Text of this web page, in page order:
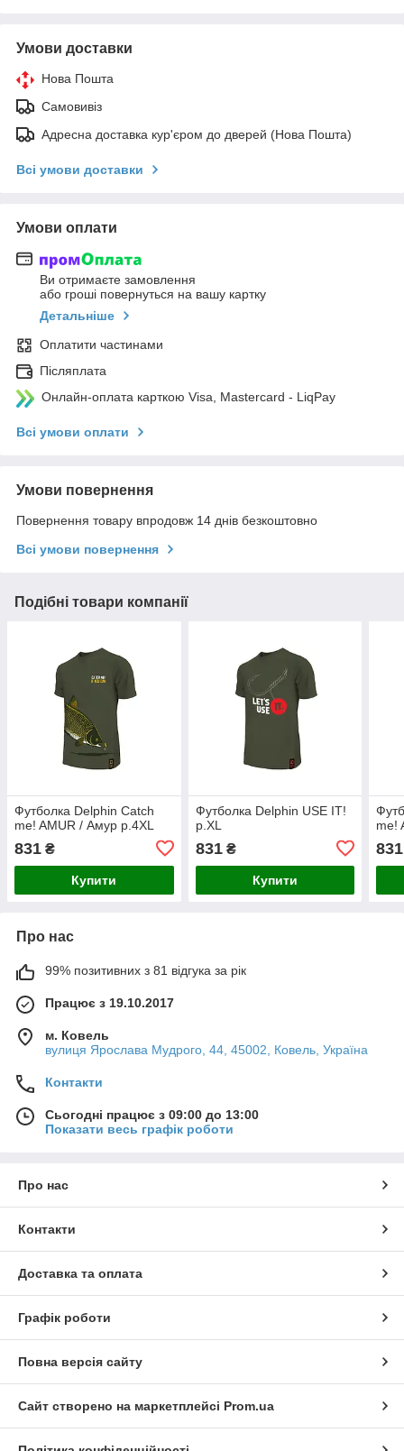
Умови доставки
Нова Пошта
Самовивіз
Адресна доставка кур'єром до дверей (Нова Пошта)
Всі умови доставки
Умови оплати
Ви отримаєте замовлення
або гроші повернуться на вашу картку
Детальніше
Оплатити частинами
Післяплата
Онлайн-оплата карткою Visa, Mastercard - LiqPay
Всі умови оплати
Умови повернення
Повернення товару впродовж 14 днів безкоштовно
Всі умови повернення
Подібні товари компанії
Футболка Delphin Catch
me! AMUR / Амур р.4XL
831 ₴
Купити
Футболка Delphin USE IT!
р.XL
831₴
Купити
me!
831
Про нас
99% позитивних з 81 відгука за рік
Працює з 19.10.2017
м. Ковель
вулиця Ярослава Мудрого, 44, 45002, Ковель, Україна
Контакти
Сьогодні працює з 09:00 до 13:00
Показати весь графік роботи
Про нас
Контакти
Доставка та оплата
Графік роботи
Повна версія сайту
Сайт створено на маркетплейсі Prom.ua